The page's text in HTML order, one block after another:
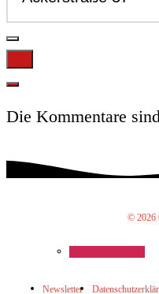
Die Kommentare
© 2026
Newsletter